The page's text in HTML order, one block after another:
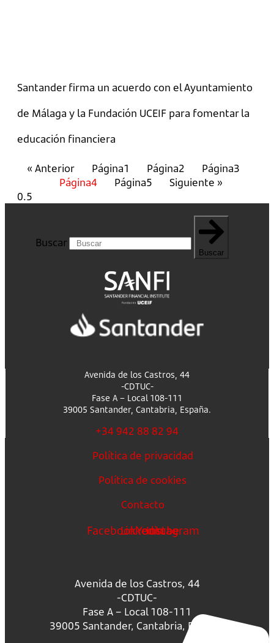
Santander firma un acuerdo con el Ayuntamiento
de Málaga y la Fundación UCEIF para fomentar la
educación financiera
« Anterior Página1 Página2 Página3
Página4 Página5 Siguiente »
Buscar
Buscar
Avenida de los Castros, 44
-CDTUC-
Fase A – Local 108-111
39005 Santander, Cantabria, España.
+34 942 88 82 94
Política de privacidad
Política de cookies
Contacto
FacebookLinkedin
Youtube
Instagram
Avenida de los Castros, 44
-CDTUC-
Fase A – Local 108-111
39005 Santander, Cantabria, España.